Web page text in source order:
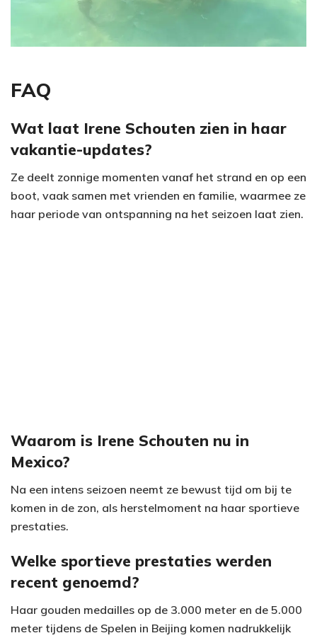
FAQ
Wat laat Irene Schouten zien in haar
vakantie-updates?
Ze deelt zonnige momenten vanaf het strand en op een
boot, vaak samen met vrienden en familie, waarmee ze
haar periode van ontspanning na het seizoen laat zien.
Waarom is Irene Schouten nu in
Mexico?
Na een intens seizoen neemt ze bewust tijd om bij te
komen in de zon, als herstelmoment na haar sportieve
prestaties.
Welke sportieve prestaties werden
recent genoemd?
Haar gouden medailles op de 3.000 meter en de 5.000
meter tijdens de Spelen in Beijing komen nadrukkelijk